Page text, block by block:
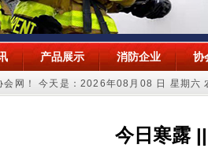
产品展示 消防企业 协
会网！今天是：2026年08月08 日 星期六
今日寒露